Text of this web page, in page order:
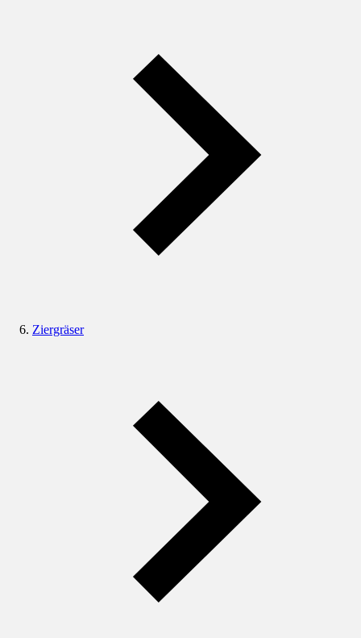
Ziergräser